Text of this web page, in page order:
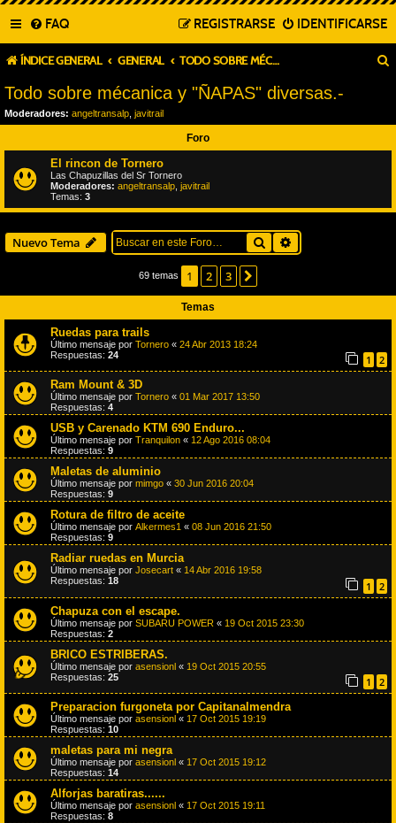
FAQ IDENTIFICARSE
REGISTRARSE
ÍNDICE GENERAL GENERAL TODO SOBRE MÉCANICA Y "ÑAPAS" DIVERSAS.-
Todo sobre mécanica y "ÑAPAS" diversas.-
Moderadores: angeltransalp javitrail
Foro
El rincon de Tornero
Las Chapuzillas del Sr Tornero
Moderadores: angeltransalp javitrail
Temas: 3
Nuevo Tema Buscar
69 temas 1 2 3
Temas
Ruedas para trails
Último mensaje por Tornero « 24 Abr 2013 18:24
Respuestas: 24 1
2
Ram Mount & 3D
Último mensaje por Tornero « 01 Mar 2017 13:50
Respuestas: 4
USB y Carenado KTM 690 Enduro...
Último mensaje por Tranquilon « 12 Ago 2016 08:04
Respuestas: 9
Maletas de aluminio
Último mensaje por mimgo « 30 Jun 2016 20:04
Respuestas: 9
Rotura de filtro de aceite
Último mensaje por Alkermes1 « 08 Jun 2016 21:50
Respuestas: 9
Radiar ruedas en Murcia
Último mensaje por Josecart « 14 Abr 2016 19:58
Respuestas: 18 1
2
Chapuza con el escape.
Último mensaje por SUBARU POWER « 19 Oct 2015 23:30
Respuestas: 2
BRICO ESTRIBERAS.
Último mensaje por asensionl « 19 Oct 2015 20:55
Respuestas: 25 1
2
Preparacion furgoneta por Capitanalmendra
Último mensaje por asensionl « 17 Oct 2015 19:19
Respuestas: 10
maletas para mi negra
Último mensaje por asensionl « 17 Oct 2015 19:12
Respuestas: 14
Alforjas baratiras......
Último mensaje por asensionl « 17 Oct 2015 19:11
Respuestas: 8